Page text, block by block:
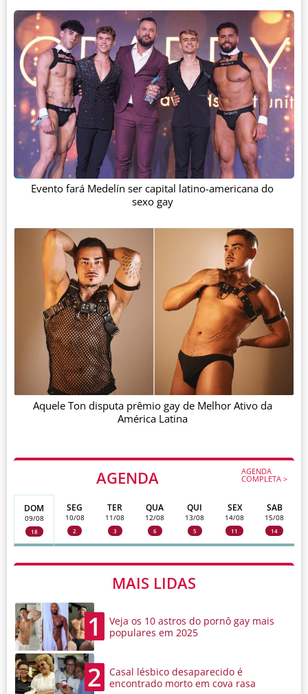
AGENDA AGENDA
COMPLETA >
DOM
09/08
18
SEG
10/08
2
TER
11/08
3
QUA
12/08
6
QUI
13/08
5
SEX
14/08
11
SAB
15/08
14
MAIS LIDAS
1
Veja os 10 astros do pornô gay mais
populares em 2025
2
Casal lésbico desaparecido é
encontrado morto em cova rasa
Evento fará Medelín ser capital latino-americana do
sexo gay
Aquele Ton disputa prêmio gay de Melhor Ativo da
América Latina